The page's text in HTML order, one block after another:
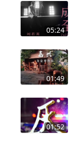
05:24
01:49
01:52